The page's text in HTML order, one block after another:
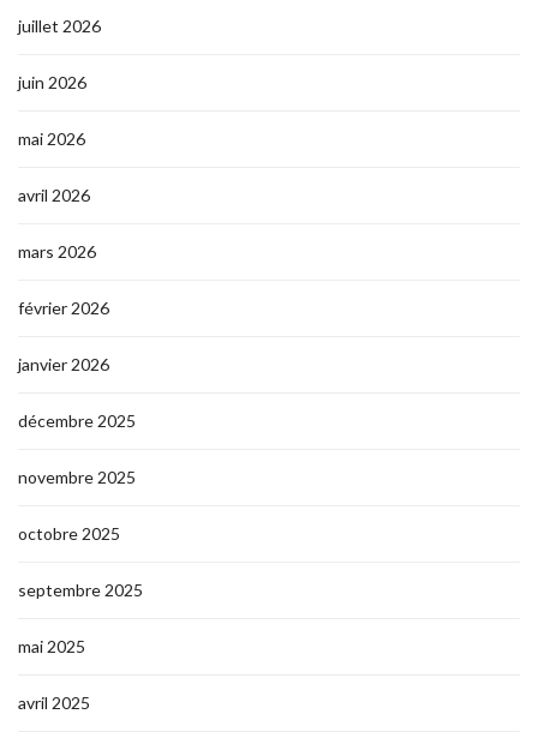
juillet 2026
juin 2026
mai 2026
avril 2026
mars 2026
février 2026
janvier 2026
décembre 2025
novembre 2025
octobre 2025
septembre 2025
mai 2025
avril 2025